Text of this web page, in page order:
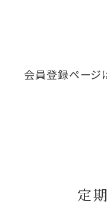
会員登録ページ
定